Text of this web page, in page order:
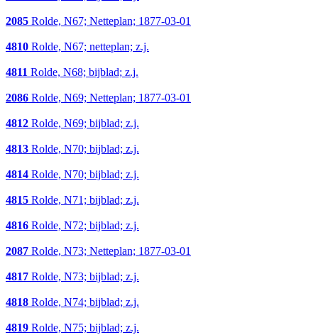
2085 Rolde, N67; Netteplan; 1877-03-01
4810 Rolde, N67; netteplan; z.j.
4811 Rolde, N68; bijblad; z.j.
2086 Rolde, N69; Netteplan; 1877-03-01
4812 Rolde, N69; bijblad; z.j.
4813 Rolde, N70; bijblad; z.j.
4814 Rolde, N70; bijblad; z.j.
4815 Rolde, N71; bijblad; z.j.
4816 Rolde, N72; bijblad; z.j.
2087 Rolde, N73; Netteplan; 1877-03-01
4817 Rolde, N73; bijblad; z.j.
4818 Rolde, N74; bijblad; z.j.
4819 Rolde, N75; bijblad; z.j.